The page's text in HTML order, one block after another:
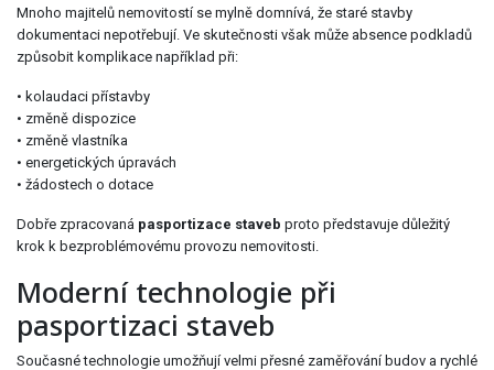
Mnoho majitelů nemovitostí se mylně domnívá, že staré stavby
dokumentaci nepotřebují. Ve skutečnosti však může absence podkladů
způsobit komplikace například při:
• kolaudaci přístavby
• změně dispozice
• změně vlastníka
• energetických úpravách
• žádostech o dotace
Dobře zpracovaná pasportizace staveb proto představuje důležitý
krok k bezproblémovému provozu nemovitosti.
Moderní technologie při
pasportizaci staveb
Současné technologie umožňují velmi přesné zaměřování budov a rychlé